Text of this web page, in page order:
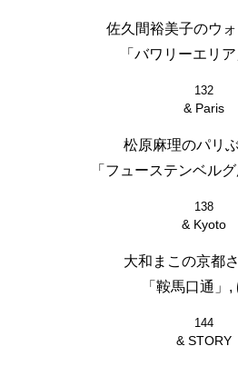
佐久間裕美子のウ
「バワリーエリ
132
& Paris
松原麻理のパリ
「フューステンベル
138
& Kyoto
大和まこの京都
「鞍馬口通」,
144
& STORY